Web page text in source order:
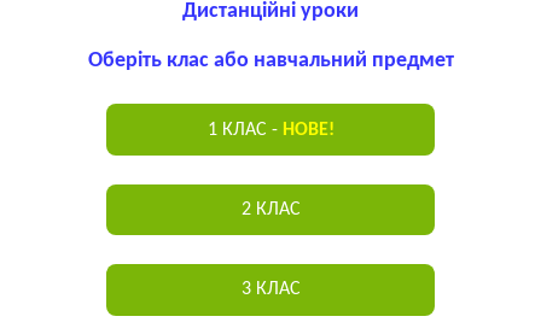
Дистанційні уроки
Оберіть клас або навчальний предмет
1 КЛАС - НОВЕ!
2 КЛАС
3 КЛАС